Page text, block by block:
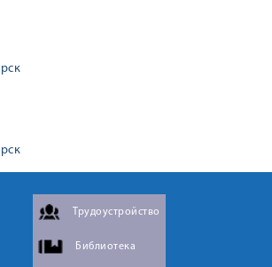
Трудоустройство
Библиотека